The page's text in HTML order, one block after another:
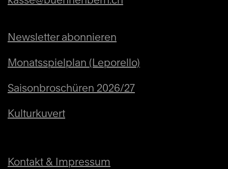
Newsletter abonnieren
Monatsspielplan (Leporello)
Saisonbroschüren 2026/27
Kulturkuvert
Kontakt & Impressum